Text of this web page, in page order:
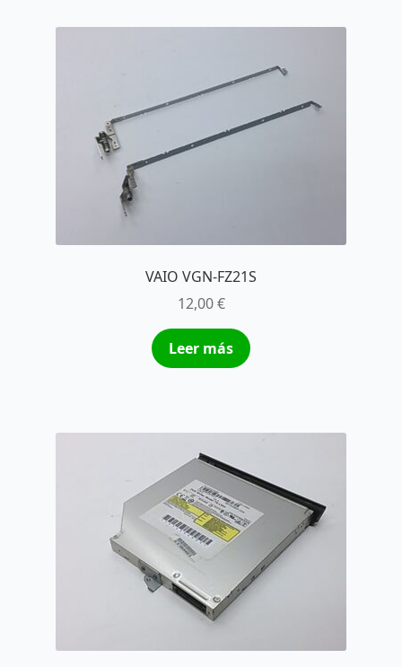
VAIO VGN-FZ21S
12,00€
Leer más